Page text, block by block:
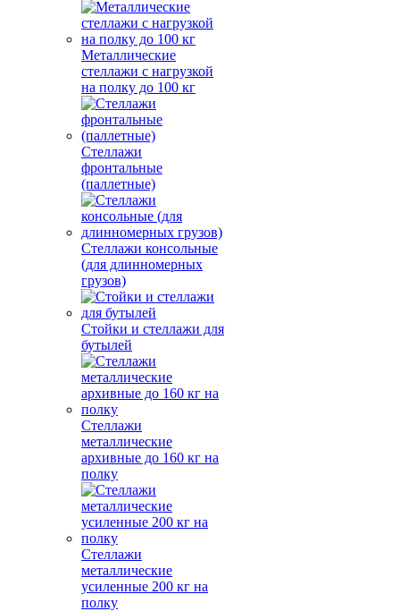
Металлические
стеллажи с нагрузкой
на полку до 100 кг
Стеллажи
фронтальные
(паллетные)
Стеллажи консольные
(для длинномерных
грузов)
Стойки и стеллажи для
бутылей
Стеллажи
металлические
архивные до 160 кг на
полку
Стеллажи
металлические
усиленные 200 кг на
полку